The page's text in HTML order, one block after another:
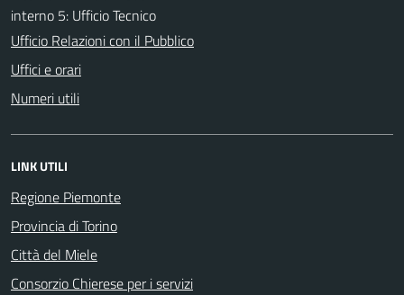
interno 5: Ufficio Tecnico
Ufficio Relazioni con il Pubblico
Uffici e orari
Numeri utili
LINK UTILI
Regione Piemonte
Provincia di Torino
Città del Miele
Consorzio Chierese per i servizi